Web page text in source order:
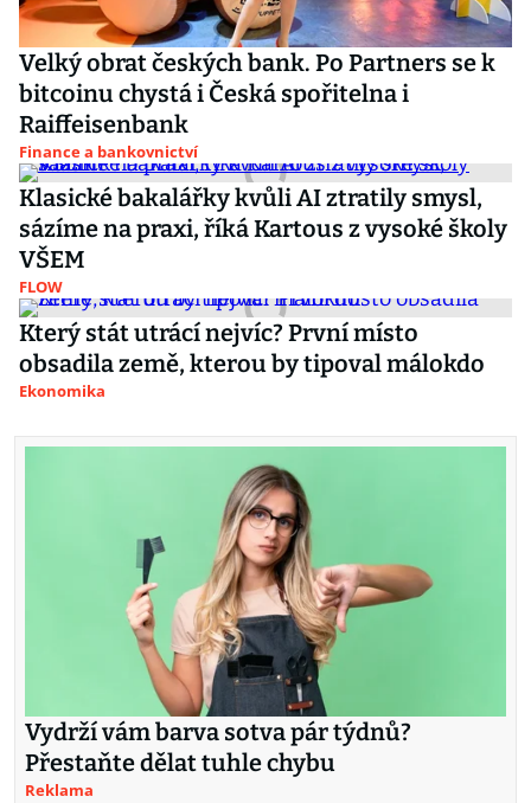
Velký obrat českých bank. Po Partners se k
bitcoinu chystá i Česká spořitelna i
Raiffeisenbank
Finance a bankovnictví
Klasické bakalářky kvůli AI ztratily smysl,
sázíme na praxi, říká Kartous z vysoké školy
VŠEM
FLOW
Který stát utrácí nejvíc? První místo
obsadila země, kterou by tipoval málokdo
Ekonomika
Vydrží vám barva sotva pár týdnů?
Přestaňte dělat tuhle chybu
Reklama